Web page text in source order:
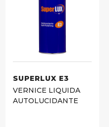
SUPERLUX E3
VERNICE LIQUIDA
AUTOLUCIDANTE